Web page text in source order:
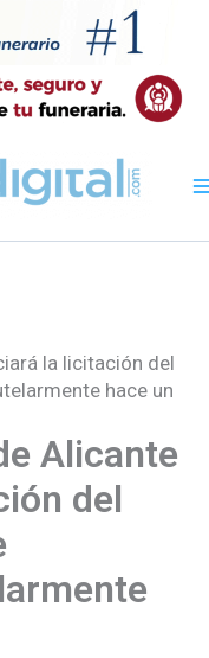
la licitación del
hace un
Alicante
del